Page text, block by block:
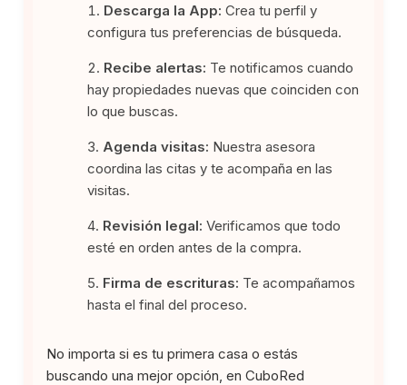
Descarga la App: Crea tu perfil y
configura tus preferencias de búsqueda.
Recibe alertas: Te notificamos cuando
hay propiedades nuevas que coinciden con
lo que buscas.
Agenda visitas: Nuestra asesora
coordina las citas y te acompaña en las
visitas.
Revisión legal: Verificamos que todo
esté en orden antes de la compra.
Firma de escrituras: Te acompañamos
hasta el final del proceso.
No importa si es tu primera casa o estás
buscando una mejor opción, en CuboRed